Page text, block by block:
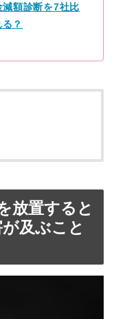
額診断を7社比
？
放置すると
及ぶこと